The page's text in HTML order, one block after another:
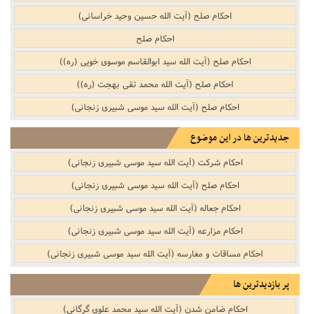
احکام صلح (آیت الله حسین وحید خراسانی)
احکام صلح
احکام صلح (آیت الله سید ابوالقاسم موسوی خویی (ره))
احکام صلح (آیت الله محمد تقی بهجت (ره))
احکام صلح (آیت الله سید موسی شبیری زنجانی)
جدیدترین ها در این موضوع
احکام شرکت (آیت الله سید موسی شبیری زنجانی)
احکام صلح (آیت الله سید موسی شبیری زنجانی)
احکام جعاله (آیت الله سید موسی شبیری زنجانی)
احکام مزارعه (آیت الله سید موسی شبیری زنجانی)
احکام مساقات و مغارسه (آیت الله سید موسی شبیری زنجانی)
پر بازدیدترین ها
احکام ضامن شدن (آیت الله سید محمد علوی گرگانی)